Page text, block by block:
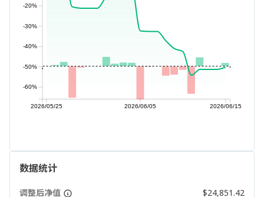
-60%
-50%
-40%
-30%
-20%
2026/05/25 2026/06/05 2026/06/15
数据统计
调整后净值
$24,851.42